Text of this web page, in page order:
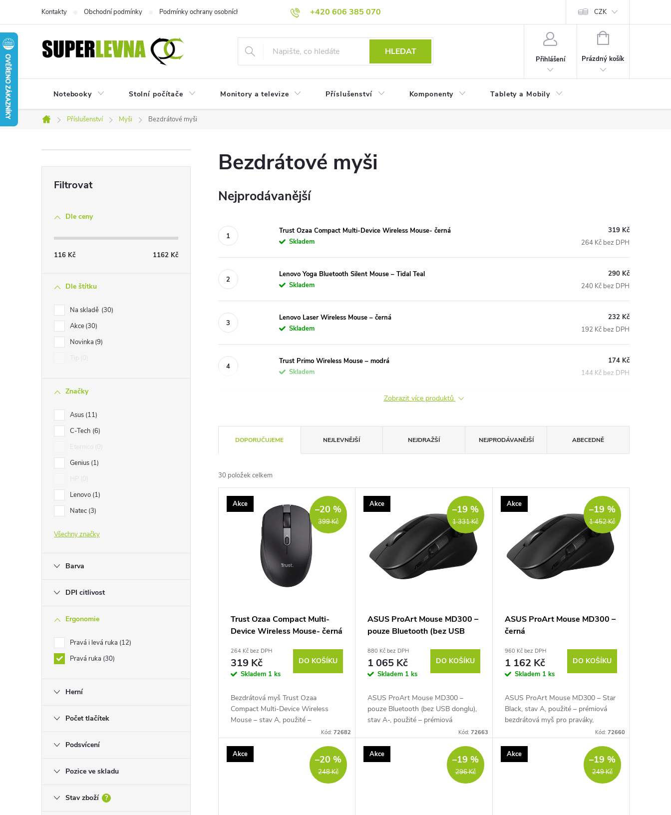
obsah
+420 606 385 070
Kontakty Obchodní podmínky Podmínky ochrany osobních údajů Reklamační podmínky Reklamace CZK
HLEDAT
Přihlášení
NÁKUPNÍ
Prázdný košík
Notebooky Stolní počítače Monitory a televize Příslušenství Komponenty Tablety a Mobily
Domů
Příslušenství Myši Bezdrátové myši
P
Dle ceny
116 Kč 1162 Kč
Dle štítku
Na skladě 30
Akce 30
Novinka 9
Značky
Asus 11
C-Tech 6
Genius 1
Lenovo 1
Natec 3
Všechny značky
Barva
DPI citlivost
Ergonomie
Pravá i levá ruka 12
Pravá ruka 30
Herní
Počet tlačítek
Podsvícení
Pozice ve skladu
Stav zboží ?
Bezdrátové myši
Nejprodávanější
Trust Ozaa Compact Multi-Device Wireless Mouse- černá
Skladem
319 Kč
264 Kč bez DPH
Lenovo Yoga Bluetooth Silent Mouse – Tidal Teal
Skladem
290 Kč
240 Kč bez DPH
Lenovo Laser Wireless Mouse – černá
Skladem
232 Kč
192 Kč bez DPH
Trust Primo Wireless Mouse – modrá
Skladem
174 Kč
144 Kč bez DPH
Zobrazit více produktů
a
z
e
t
ů
DOPORUČUJEME NEJLEVNĚJŠÍ NEJDRAŽŠÍ NEJPRODÁVANĚJŠÍ ABECEDNĚ
30 položek celkem
V
k
Akce
399 Kč
–20 %
Trust Ozaa Compact Multi-
Device Wireless Mouse- černá
264 Kč bez DPH
319 Kč
Skladem 1 ks
DO KOŠÍKU
Bezdrátová myš Trust Ozaa
Compact Multi-Device Wireless
Mouse – stav A, použité –
kompaktní myš s připojením až ke 3
a Bluetooth, tichými...
Kód:72682
Akce
1 331 Kč
–19 %
ASUS ProArt Mouse MD300 –
pouze Bluetooth (bez USB
880 Kč bez DPH
1 065 Kč
Skladem 1 ks
DO KOŠÍKU
ASUS ProArt Mouse MD300 –
pouze Bluetooth (bez USB donglu),
stav A-, použité – prémiová
boční rolovací kolečko,...
Kód: 72663
Akce
1 452 Kč
–19 %
ASUS ProArt Mouse MD300 –
černá
960 Kč bez DPH
1 162 Kč
Skladem 1 ks
DO KOŠÍKU
ASUS ProArt Mouse MD300 – Star
Black, stav A, použité – prémiová
bezdrátová myš pro praváky,
připojení přes Bluetooth nebo 2,4
rolovací...
Kód: 72660
Akce
248 Kč
–20 % Akce
296 Kč
–19 % Akce
249 Kč
–19 %